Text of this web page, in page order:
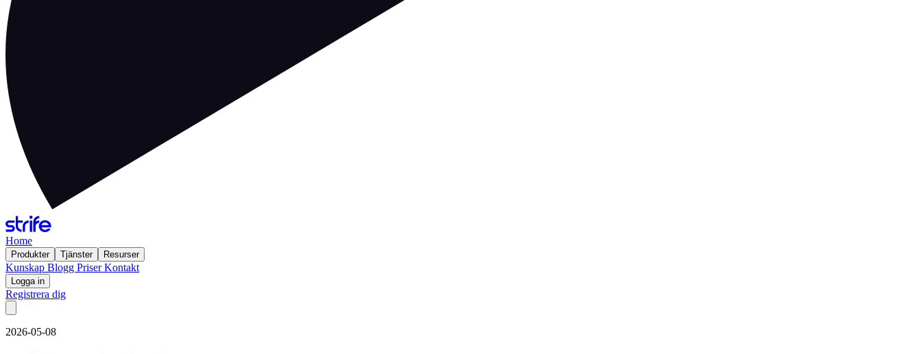
Home
Produkter Tjänster Resurser
Kunskap Blogg PriserKontakt
Logga in
Registrera dig
2026-05-08